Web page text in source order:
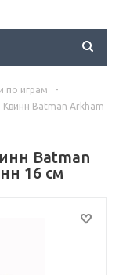
по играм
-
Квинн Batman Arkham
Batman
16 см